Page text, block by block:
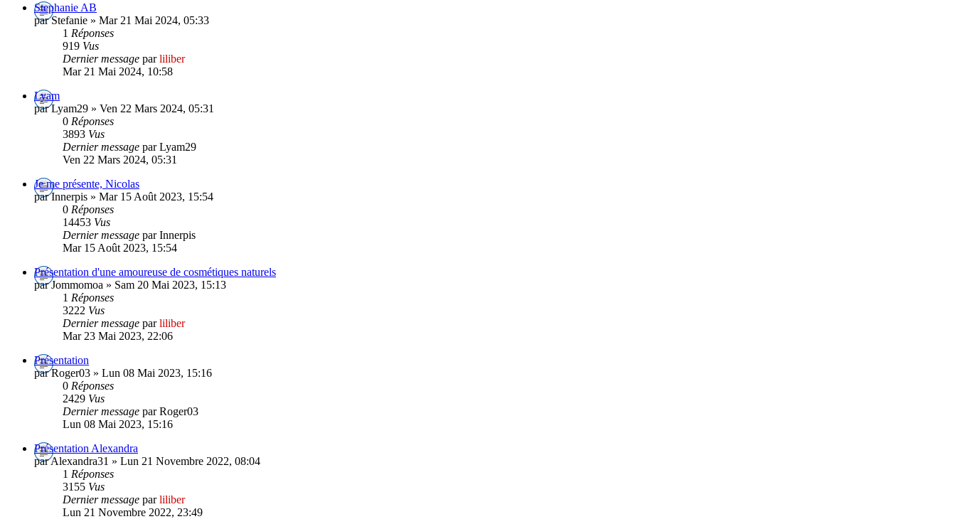
Stephanie AB
par Stefanie » Mar 21 Mai 2024, 05:33
1 Réponses
919 Vus
Dernier message parliliber
Mar 21 Mai 2024, 10:58
Lyam
par Lyam29 » Ven 22 Mars 2024, 05:31
0 Réponses
3893 Vus
Dernier message par Lyam29
Ven 22 Mars 2024, 05:31
Je me présente, Nicolas
par Innerpis » Mar 15 Août 2023, 15:54
0 Réponses
14453 Vus
Dernier message par Innerpis
Mar 15 Août 2023, 15:54
Présentation d'une amoureuse de cosmétiques naturels
par Jommomoa » Sam 20 Mai 2023, 15:13
1 Réponses
3222 Vus
Dernier message parliliber
Mar 23 Mai 2023, 22:06
Présentation
par Roger03 » Lun 08 Mai 2023, 15:16
0 Réponses
2429 Vus
Dernier message par Roger03
Lun 08 Mai 2023, 15:16
Présentation Alexandra
par Alexandra31 » Lun 21 Novembre 2022, 08:04
1 Réponses
3155 Vus
Dernier message parliliber
Lun 21 Novembre 2022, 23:49